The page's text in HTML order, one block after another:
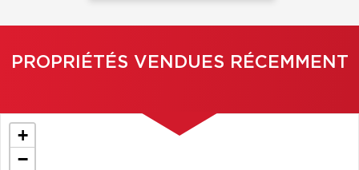
PROPRIÉTÉS VENDUES RÉCEMMENT
+
−